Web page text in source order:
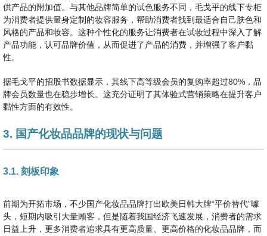
供产品的附加值。与其他品牌简单的试色服务不同，毛戈平的线下专柜
为消费者提供量身定制的妆容服务，帮助消费者找到最适合自己肤色和
风格的产品和妆容。这种个性化的服务让消费者在试妆过程中深入了解
产品功能，认可品牌价值，从而促进了产品的消费，并增强了客户黏
性。
据毛戈平的招股书数据显示，其线下高等级会员的复购率超过80%，品
牌会员数量也在稳步增长。这充分证明了其体验式营销策略在提升客户
黏性方面的有效性。
3. 国产化妆品品牌的现状与问题
3.1. 刻板印象
前期为开拓市场，不少国产化妆品品牌打出欧美日韩大牌“平价替代”噱
头，短期内吸引大量顾客，但是随着我国经济飞速发展，消费者的需求
日益上升，更多消费者追求具有更高质量、更高价格的化妆品品牌，而